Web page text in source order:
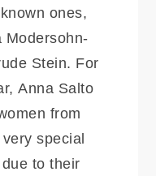
ones,
Modersohn-
Stein. For
Anna Salto
from
special
to their